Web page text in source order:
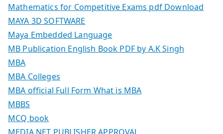
Mathematics for Competitive Exams pdf Download
MAYA 3D SOFTWARE
Maya Embedded Language
MB Publication English Book PDF by A.K Singh
MBA
MBA Colleges
MBA official Full Form What is MBA
MBBS
MCQ book